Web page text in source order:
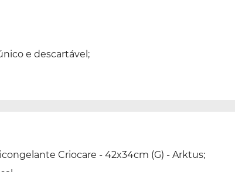
e descartável;
Criocare - 42x34cm (G) - Arktus;